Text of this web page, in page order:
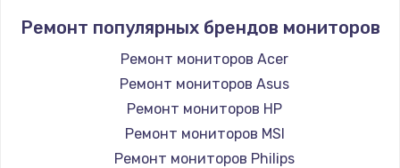
880 руб.
Программный ремонт/прошивка
Заказать
Ремонт популярных брендов мониторов
Ремонт мониторов Acer
Ремонт мониторов Asus
Ремонт мониторов HP
Ремонт мониторов MSI
Ремонт мониторов Philips